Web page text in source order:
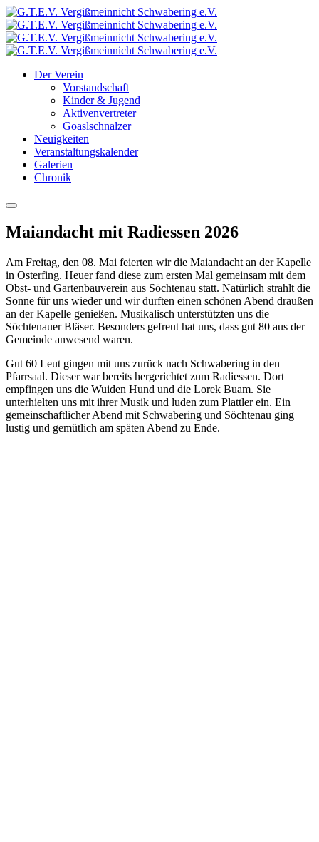
Der Verein
Vorstandschaft
Kinder & Jugend
Aktivenvertreter
Goaslschnalzer
Neuigkeiten
Veranstaltungskalender
Galerien
Chronik
Maiandacht mit Radiessen 2026
Am Freitag, den 08. Mai feierten wir die Maiandacht an der Kapelle
in Osterfing. Heuer fand diese zum ersten Mal gemeinsam mit dem
Obst- und Gartenbauverein aus Söchtenau statt. Natürlich strahlt die
Sonne für uns wieder und wir durften einen schönen Abend draußen
an der Kapelle genießen. Musikalisch unterstützten uns die
Söchtenauer Bläser. Besonders gefreut hat uns, dass gut 80 aus der
Gemeinde anwesend waren.
Gut 60 Leut gingen mit uns zurück nach Schwabering in den
Pfarrsaal. Dieser war bereits hergerichtet zum Radiessen. Dort
empfingen uns die Wuiden Hund und die Lorek Buam. Sie
unterhielten uns mit ihrer Musik und luden zum Plattler ein. Ein
gemeinschaftlicher Abend mit Schwabering und Söchtenau ging
lustig und gemütlich am späten Abend zu Ende.